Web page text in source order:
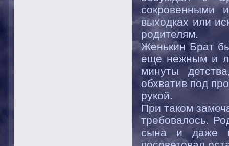
сокровенными
выходках или
родителям.
Женькин Брат
еще нежным и
минуты
обхватив под
рукой.
При таком
требовалось.
сына и даже